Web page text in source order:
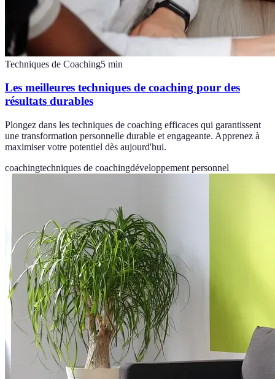
Techniques de Coaching5 min
Les meilleures techniques de coaching pour des
résultats durables
Plongez dans les techniques de coaching efficaces qui garantissent
une transformation personnelle durable et engageante. Apprenez à
maximiser votre potentiel dès aujourd'hui.
coachingtechniques de coachingdéveloppement personnel